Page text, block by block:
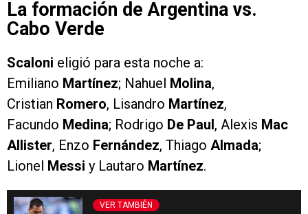
La formación de Argentina vs.
Cabo Verde
Scaloni eligió para esta noche a:
Emiliano Martínez; Nahuel Molina,
Cristian Romero, Lisandro Martínez,
Facundo Medina; Rodrigo De Paul , Alexis Mac
Allister, Enzo Fernández, Thiago Almada;
Lionel Messi y Lautaro Martínez.
VER TAMBIÉN